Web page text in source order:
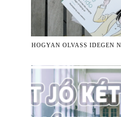
HOGYAN OLVASS IDEGEN